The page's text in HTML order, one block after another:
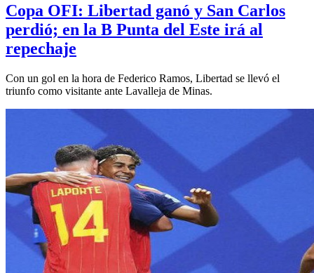
Copa OFI: Libertad ganó y San Carlos
perdió; en la B Punta del Este irá al
repechaje
Con un gol en la hora de Federico Ramos, Libertad se llevó el
triunfo como visitante ante Lavalleja de Minas.